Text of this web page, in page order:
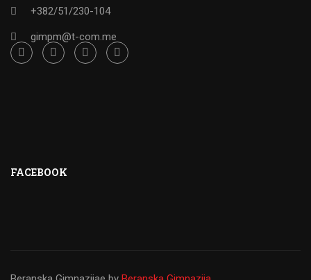
+382/51/230-104
gimpm@t-com.me
FACEBOOK